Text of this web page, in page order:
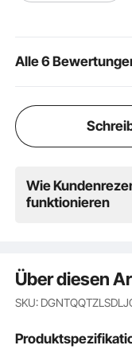
Bisswirkung
Alle 6
Wie
funktionieren
Über diesen
SKU: